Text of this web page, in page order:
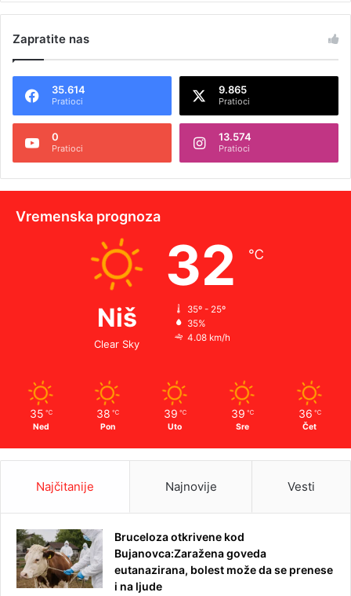
Zapratite nas
35.614
Pratioci
9.865
Pratioci
0
Pratioci
13.574
Pratioci
Vremenska prognoza
Niš
Clear Sky
32 ℃
35º - 25º
35%
4.08 km/h
35 ℃
Ned
38 ℃
Pon
39 ℃
Uto
39 ℃
Sre
36 ℃
Čet
Najčitanije Najnovije Vesti
Bruceloza otkrivene kod
Bujanovca:Zaražena goveda
eutanazirana, bolest može da se prenese
i na ljude